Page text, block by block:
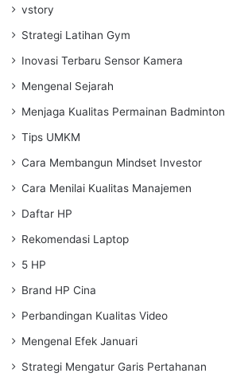
vstory
Strategi Latihan Gym
Inovasi Terbaru Sensor Kamera
Mengenal Sejarah
Menjaga Kualitas Permainan Badminton
Tips UMKM
Cara Membangun Mindset Investor
Cara Menilai Kualitas Manajemen
Daftar HP
Rekomendasi Laptop
5 HP
Brand HP Cina
Perbandingan Kualitas Video
Mengenal Efek Januari
Strategi Mengatur Garis Pertahanan